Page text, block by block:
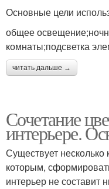
Основные цели
общее
комнаты;подсветка
читать дальше →
Сочетание
интерьере.
Существует
которым,
интерьер не составит